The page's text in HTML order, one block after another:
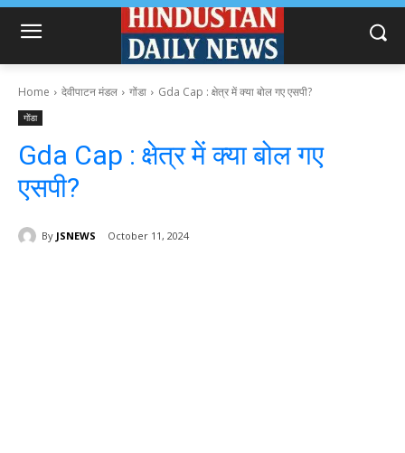
Home देवीपाटन मंडल गोंडा Gda Cap : क्षेत्र में क्या बोल गए एसपी?
गोंडा
Gda Cap : क्षेत्र में क्या बोल गए
एसपी?
By JSNEWS October 11, 2024